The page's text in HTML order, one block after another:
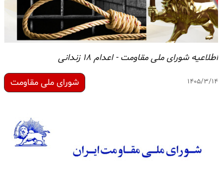
اطلاعیه شورای ملی مقاومت - اعدام ۱۸ زندانی
۱۴۰۵/۳/۱۴ شورای ملی مقاومت